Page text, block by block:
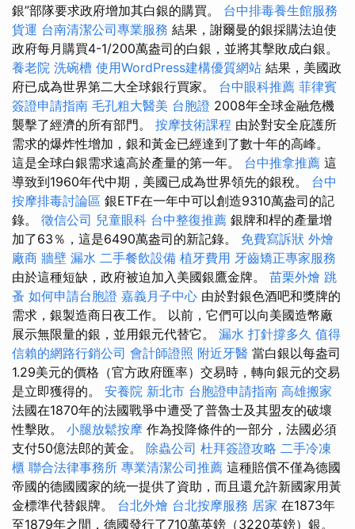
銀”部隊要求政府增加其白銀的購買。 台中排毒養生館服務
貨運 台南清潔公司專業服務 結果，謝爾曼的銀採購法迫使
政府每月購買4-1/200萬盎司的白銀，並將其擊敗成白銀。
養老院 洗碗槽 使用WordPress建構優質網站 結果，美國政
府已成為世界第二大全球銀行買家。 台中眼科推薦 菲律賓
簽證申請指南 毛孔粗大醫美 台胞證 2008年全球金融危機
襲擊了經濟的所有部門。 按摩技術課程 由於對安全庇護所
需求的爆炸性增加，銀和黃金已經達到了數十年的高峰。
這是全球白銀需求遠高於產量的第一年。 台中推拿推薦 這
導致到1960年代中期，美國已成為世界領先的銀稅。 台中
按摩排毒討論區 銀ETF在一年中可以創造9310萬盎司的記
錄。 徵信公司 兒童眼科 台中整復推薦 銀牌和桿的產量增
加了63％，這是6490萬盎司的新記錄。 免費寫訴狀 外燴
廠商 牆壁 漏水 二手餐飲設備 植牙費用 牙齒矯正專家服務
由於這種短缺，政府被迫加入美國銀鷹金牌。 苗栗外燴 跳
蚤 如何申請台胞證 嘉義月子中心 由於對銀色酒吧和獎牌的
需求，銀製造商日夜工作。 以前，它們可以向美國造幣廠
展示無限量的銀，並用銀元代替它。 漏水 打針撐多久 值得
信賴的網路行銷公司 會計師證照 附近牙醫 當白銀以每盎司
1.29美元的價格（官方政府匯率）交易時，轉向銀元的交易
是立即獲得的。 安養院 新北市 台胞證申請指南 高雄搬家
法國在1870年的法國戰爭中遭受了普魯士及其盟友的破壞
性擊敗。 小腿放鬆按摩 作為投降條件的一部分，法國必須
支付50億法郎的黃金。 除蟲公司 杜拜簽證攻略 二手冷凍
櫃 聯合法律事務所 專業清潔公司推薦 這種賠償不僅為德國
帝國的德國國家的統一提供了資助，而且還允許新國家用黃
金標準代替銀牌。 台北外燴 台北按摩服務 居家 在1873年
至1879年之間，德國發行了710萬英鎊（3220英鎊）銀。